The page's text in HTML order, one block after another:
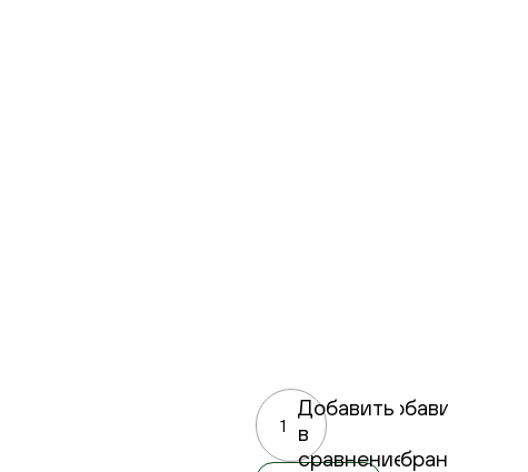
Добавить
в
сравнение
Добавить
избранное